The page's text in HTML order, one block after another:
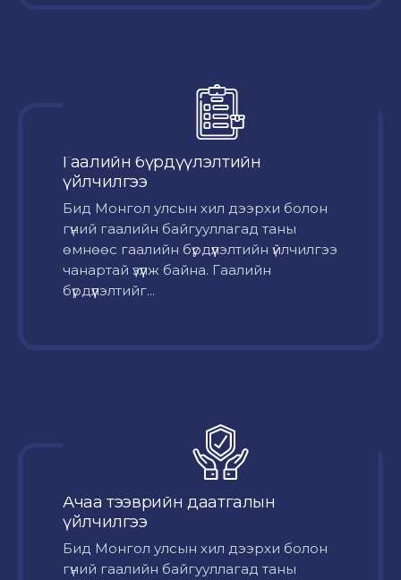
Гаалийн бүрдүүлэлтийн
үйлчилгээ
Бид Монгол улсын хил дээрхи болон
гүний гаалийн байгууллагад таны
өмнөөс гаалийн бүрдүүлэлтийн үйлчилгээ
чанартай үзүүлж байна. Гаалийн
бүрдүүлэлтийг...
Ачаа тээврийн даатгалын
үйлчилгээ
Бид Монгол улсын хил дээрхи болон
гүний гаалийн байгууллагад таны